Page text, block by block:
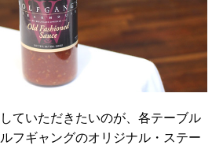
ていただきたいのが、各テーブル
フギャングのオリジナル・ステー